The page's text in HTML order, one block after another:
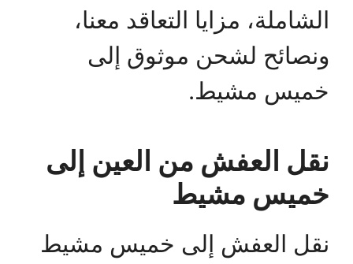
الشاملة، مزايا التعاقد معنا،
ونصائح لشحن موثوق إلى
خميس مشيط.
نقل العفش من العين إلى
خميس مشيط
نقل العفش إلى خميس مشيط